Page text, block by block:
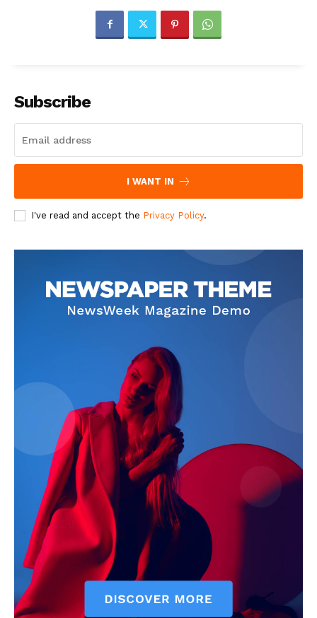
Jagruk Janta
Vishwasniya Hindi Akhbaar
Subscribe
I WANT IN
I've read and accept the Privacy Policy.